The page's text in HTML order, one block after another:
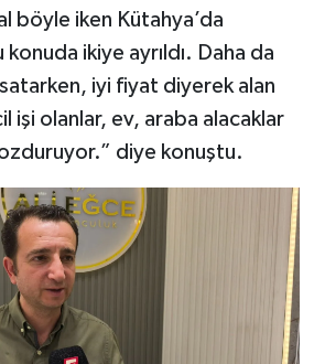
böyle iken Kütahya’da
ikiye ayrıldı. Daha da
iyi fiyat diyerek alan
işi olanlar, ev, araba alacaklar
diye konuştu.